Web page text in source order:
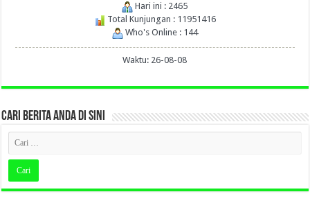
Hari ini : 2465
Total Kunjungan : 11951416
Who's Online : 144
Waktu: 26-08-08
CARI BERITA ANDA DI SINI